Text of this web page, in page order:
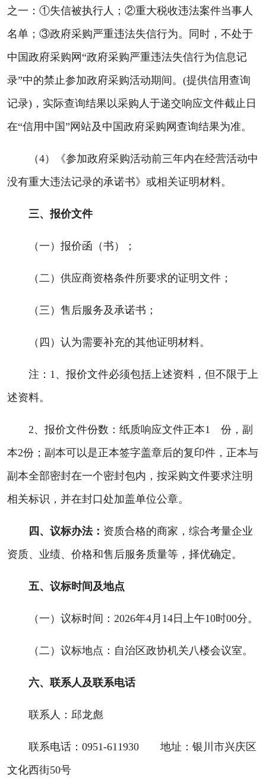
之一：①失信被执行人；②重大税收违法案件当事人
名单；③政府采购严重违法失信行为。同时，不处于
中国政府采购网“政府采购严重违法失信行为信息记
录”中的禁止参加政府采购活动期间。(提供信用查询
记录)，实际查询结果以采购人于递交响应文件截止日
在“信用中国”网站及中国政府采购网查询结果为准。
（4）《参加政府采购活动前三年内在经营活动中
没有重大违法记录的承诺书》或相关证明材料。
三、报价文件
（一）报价函（书）；
（二）供应商资格条件所要求的证明文件；
（三）售后服务及承诺书；
（四）认为需要补充的其他证明材料。
注：1、报价文件必须包括上述资料，但不限于上
述资料。
2、报价文件份数：纸质响应文件正本1 份，副
本2份；副本可以是正本签字盖章后的复印件，正本与
副本全部密封在一个密封包内，按采购文件要求注明
相关标识，并在封口处加盖单位公章。
四、议标办法： 资质合格的商家，综合考量企业
资质、业绩、价格和售后服务质量等，择优确定。
五、议标时间及地点
（一）议标时间：2026年4月14日上午10时00分。
（二）议标地点：自治区政协机关八楼会议室。
六、联系人及联系电话
联系人：邱龙彪
联系电话：0951-611930 地址：银川市兴庆区
文化西街50号